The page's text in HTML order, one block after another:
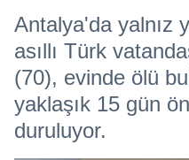
Antalya'da yalnız
asıllı Türk
(70), evinde ölü
yaklaşık 15 gün
duruluyor.